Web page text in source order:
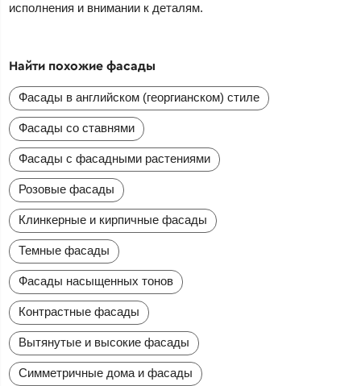
исполнения и внимании к деталям.
Найти похожие фасады
Фасады в английском (георгианском) стиле
Фасады со ставнями
Фасады с фасадными растениями
Розовые фасады
Клинкерные и кирпичные фасады
Темные фасады
Фасады насыщенных тонов
Контрастные фасады
Вытянутые и высокие фасады
Симметричные дома и фасады